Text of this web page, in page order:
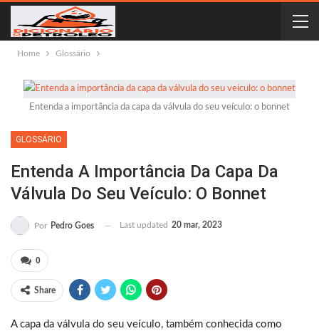
Home Glossário
Entenda a importância da capa da válvula do seu veículo: o bonnet
GLOSSÁRIO
Entenda A Importância Da Capa Da
Válvula Do Seu Veículo: O Bonnet
Por Pedro Goes Last updated 20 mar, 2023
0
Share
A capa da válvula do seu veículo, também conhecida como